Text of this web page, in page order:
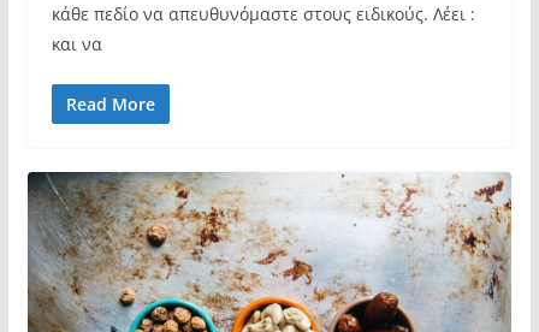
κάθε πεδίο να απευθυνόμαστε στους ειδικούς. Λέει :
και να
Read More